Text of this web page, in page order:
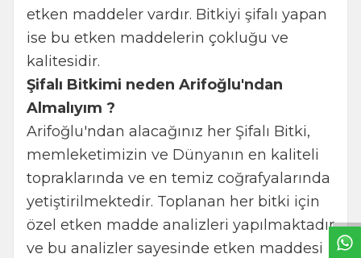
etken maddeler vardır. Bitkiyi şifalı yapan
ise bu etken maddelerin çokluğu ve
kalitesidir.
Şifalı Bitkimi neden Arifoğlu'ndan
Almalıyım ?
Arifoğlu'ndan alacağınız her Şifalı Bitki,
memleketimizin ve Dünyanın en kaliteli
topraklarında ve en temiz coğrafyalarında
yetiştirilmektedir. Toplanan her bitki için
özel etken madde analizleri yapılmaktadır
ve bu analizler sayesinde etken maddesi